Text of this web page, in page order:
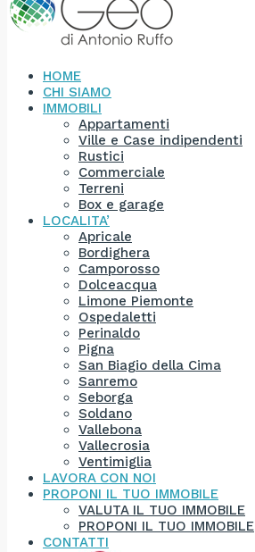
HOME
CHI SIAMO
IMMOBILI
Appartamenti
Ville e Case indipendenti
Rustici
Commerciale
Terreni
Box e garage
LOCALITA’
Apricale
Bordighera
Camporosso
Dolceacqua
Limone Piemonte
Ospedaletti
Perinaldo
Pigna
San Biagio della Cima
Sanremo
Seborga
Soldano
Vallebona
Vallecrosia
Ventimiglia
LAVORA CON NOI
PROPONI IL TUO IMMOBILE
VALUTA IL TUO IMMOBILE
PROPONI IL TUO IMMOBILE
CONTATTI